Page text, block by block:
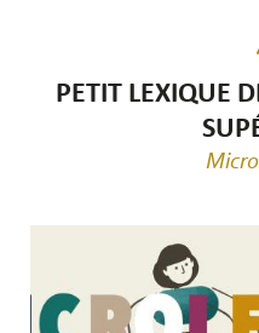
PETIT LEXIQUE